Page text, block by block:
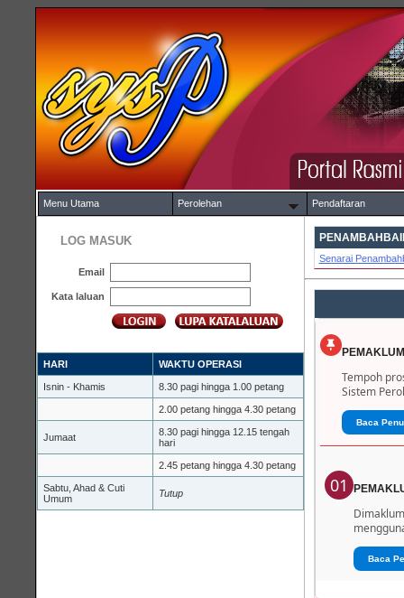
Menu Utama Perolehan Pendaftaran
LOG MASUK
Email
Kata laluan
HARI WAKTU OPERASI
Isnin - Khamis 8.30 pagi hingga 1.00 petang
2.00 petang hingga 4.30 petang
Jumaat
8.30 pagi hingga 12.15 tengah
hari
2.45 petang hingga 4.30 petang
Sabtu, Ahad & Cuti
Umum
Tutup
Senarai
Tempoh
Sistem
Baca
01
Baca